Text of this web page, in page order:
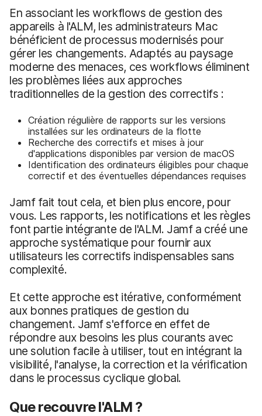
En associant les workflows de gestion des
appareils à l'ALM, les administrateurs Mac
bénéficient de processus modernisés pour
gérer les changements. Adaptés au paysage
moderne des menaces, ces workflows éliminent
les problèmes liées aux approches
traditionnelles de la gestion des correctifs :
Création régulière de rapports sur les versions
installées sur les ordinateurs de la flotte
Recherche des correctifs et mises à jour
d'applications disponibles par version de macOS
Identification des ordinateurs éligibles pour chaque
correctif et des éventuelles dépendances requises
Jamf fait tout cela, et bien plus encore, pour
vous. Les rapports, les notifications et les règles
font partie intégrante de l'ALM. Jamf a créé une
approche systématique pour fournir aux
utilisateurs les correctifs indispensables sans
complexité.
Et cette approche est itérative, conformément
aux bonnes pratiques de gestion du
changement. Jamf s'efforce en effet de
répondre aux besoins les plus courants avec
une solution facile à utiliser, tout en intégrant la
visibilité, l'analyse, la correction et la vérification
dans le processus cyclique global.
Que recouvre l'ALM ?